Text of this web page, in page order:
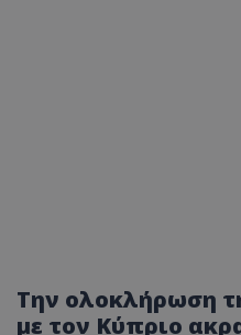
Την ολοκλήρωση
με τον Κύπριο